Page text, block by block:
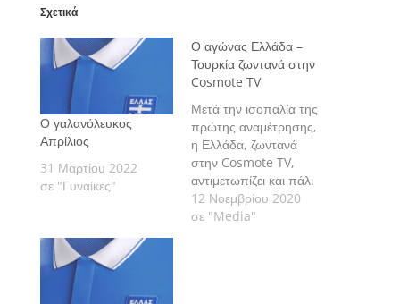
Σχετικά
Ο γαλανόλευκος
Απρίλιος
31 Μαρτίου 2022
σε "Γυναίκες"
Ο αγώνας Ελλάδα –
Τουρκία ζωντανά στην
Cosmote TV
Μετά την ισοπαλία της
πρώτης αναμέτρησης,
η Ελλάδα, ζωντανά
στην Cosmote TV,
αντιμετωπίζει και πάλι
την Τουρκία στη φάση
των ομίλων του
12 Νοεμβρίου 2020
σε "Media"